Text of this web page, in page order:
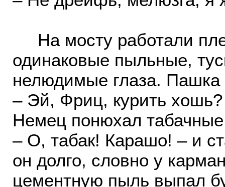
На мосту работали
одинаковые пыльные,
нелюдимые глаза.
– Эй, Фриц, курить хошь?
Немец понюхал табачные
– О, табак! Карашо! – и
он долго, словно у
цементную пыль выпал